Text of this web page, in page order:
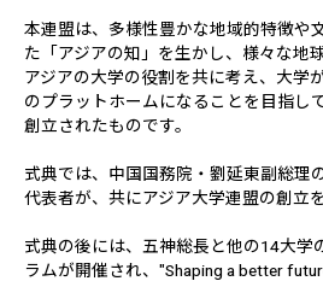
本連盟は、多様性豊かな地域的特徴や
た「アジアの知」を生かし、様々な地
アジアの大学の役割を共に考え、大学
のプラットホームになることを目指し
創立されたものです。
式典では、中国国務院・劉延東副総理
代表者が、共にアジア大学連盟の創立
式典の後には、五神総長と他の14大学
ラムが開催され、"Shaping a better